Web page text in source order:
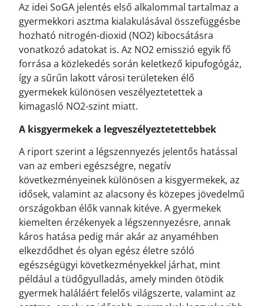
Az idei SoGA jelentés első alkalommal tartalmaz a
gyermekkori asztma kialakulásával összefüggésbe
hozható nitrogén-dioxid (NO2) kibocsátásra
vonatkozó adatokat is. Az NO2 emisszió egyik fő
forrása a közlekedés során keletkező kipufogógáz,
így a sűrűn lakott városi területeken élő
gyermekek különösen veszélyeztetettek a
kimagasló NO2-szint miatt.
A kisgyermekek a legveszélyeztetettebbek
A riport szerint a légszennyezés jelentős hatással
van az emberi egészségre, negatív
következményeinek különösen a kisgyermekek, az
idősek, valamint az alacsony és közepes jövedelmű
országokban élők vannak kitéve. A gyermekek
kiemelten érzékenyek a légszennyezésre, annak
káros hatása pedig már akár az anyaméhben
elkezdődhet és olyan egész életre szóló
egészségügyi következményekkel járhat, mint
például a tüdőgyulladás, amely minden ötödik
gyermek haláláért felelős világszerte, valamint az